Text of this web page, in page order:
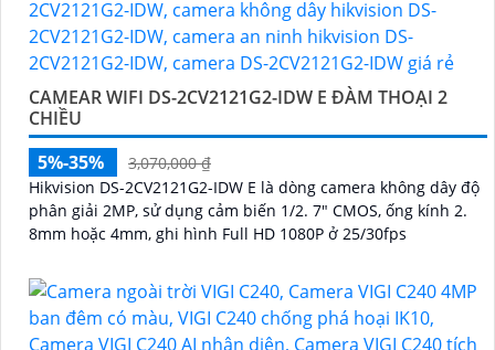
CAMEAR WIFI DS-2CV2121G2-IDW E ĐÀM THOẠI 2
CHIỀU
5%-35%
3,070,000 ₫
Hikvision DS-2CV2121G2-IDW E là dòng camera không dây độ
phân giải 2MP, sử dụng cảm biến 1/2. 7" CMOS, ống kính 2.
8mm hoặc 4mm, ghi hình Full HD 1080P ở 25/30fps